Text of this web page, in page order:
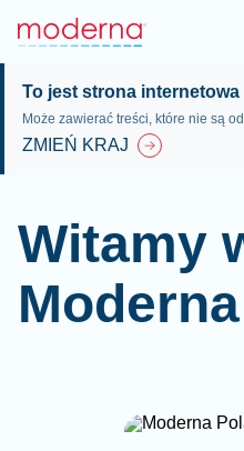
To jest strona
Może zawierać treści, które nie są
ZMIEŃ KRAJ
Witamy